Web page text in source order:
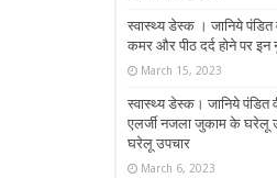
स्वास्थ्य डेस्क । जानिये पंडित
कमर और पीठ दर्द होने पर
March 15, 2023
स्वास्थ्य डेस्क। जानिये पंडित
एलर्जी नजला जुकाम के घरेलू
घरेलू उपचार
March 6, 2023